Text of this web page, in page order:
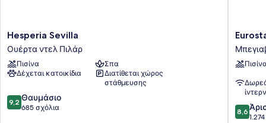
Hesperia
Sevilla
Ουέρτα
ντελ
Πιλάρ
Hesperia Sevilla
Ουέρτα ντελ Πιλάρ
Πισίνα
Σπα
Δέχεται κατοικίδια
Διατίθεται χώρος
στάθμευσης
9.2
στα
9,2 Θαυμάσιο
685 σχόλια
Al-
Ándalus
Palace
Λα
8.6
στα
8,6